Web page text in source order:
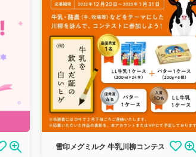
雪印メグミルク 牛乳川柳コンテスト